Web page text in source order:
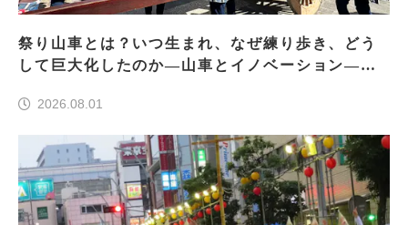
祭り山車とは？いつ生まれ、なぜ練り歩き、どう
して巨大化したのか―山車とイノベーション―＜
2026.08.01